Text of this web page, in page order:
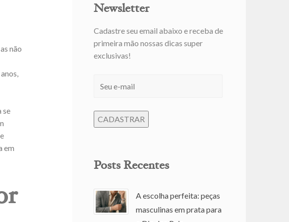
não
se
em
Newsletter
Cadastre seu email abaixo e receba de
primeira mão nossas dicas super
exclusivas!
Posts Recentes
A escolha perfeita: peças
masculinas em prata para